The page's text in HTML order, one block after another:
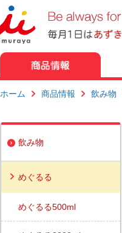
ホーム 商品情報 飲み物
飲み物
めぐるる
めぐるる500ml